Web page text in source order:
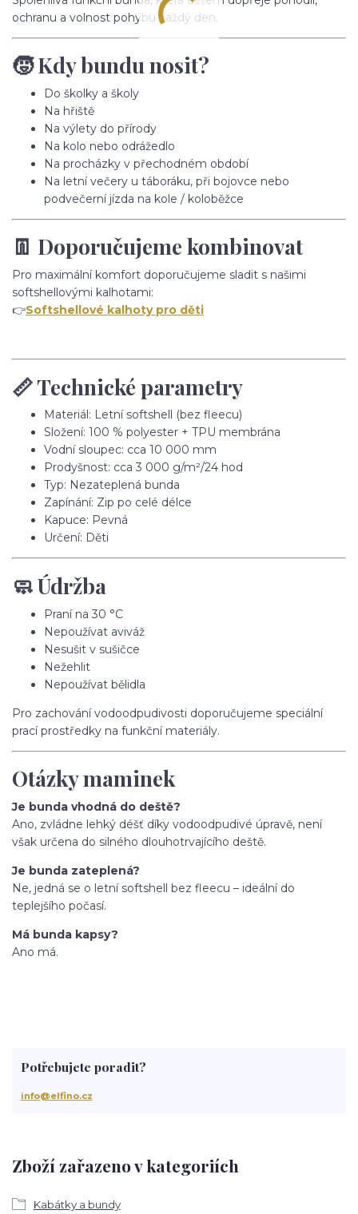
ochranu a volnost pohybu každý den.
🧒 Kdy bundu nosit?
Do školky a školy
Na hřiště
Na výlety do přírody
Na kolo nebo odrážedlo
Na procházky v přechodném období
Na letní večery u táboráku, při bojovce nebo
podvečerní jízda na kole / koloběžce
👖 Doporučujeme kombinovat
Pro maximální komfort doporučujeme sladit s našimi
softshellovými kalhotami:
👉Softshellové kalhoty pro děti
📏 Technické parametry
Materiál: Letní softshell (bez fleecu)
Složení: 100 % polyester + TPU membrána
Vodní sloupec: cca 10 000 mm
Prodyšnost: cca 3 000 g/m²/24 hod
Typ: Nezateplená bunda
Zapínání: Zip po celé délce
Kapuce: Pevná
Určení: Děti
🧼 Údržba
Praní na 30 °C
Nepoužívat aviváž
Nesušit v sušičce
Nežehlit
Nepoužívat bělidla
Pro zachování vodoodpudivosti doporučujeme speciální
prací prostředky na funkční materiály.
Otázky maminek
Je bunda vhodná do deště?
Ano, zvládne lehký déšť díky vodoodpudivé úpravě, není
však určena do silného dlouhotrvajícího deště.
Je bunda zateplená?
Ne, jedná se o letní softshell bez fleecu – ideální do
teplejšího počasí.
Má bunda kapsy?
Ano má.
Zboží zařazeno v kategoriích
Kabátky a bundy
Potřebujete poradit?
info@elfino.cz